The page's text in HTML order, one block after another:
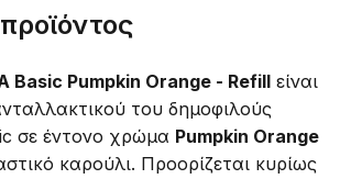
Basic Pumpkin Orange - Refill είναι
του δημοφιλούς
σε έντονο χρώμα Pumpkin Orange
καρούλι. Προορίζεται κυρίως